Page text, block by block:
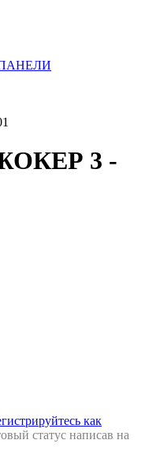
3 -
как
статус написав на